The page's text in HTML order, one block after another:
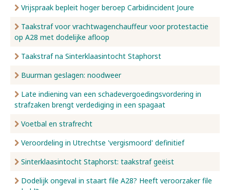
Vrijspraak bepleit hoger beroep Carbidincident Joure
Taakstraf voor vrachtwagenchauffeur voor protestactie
op A28 met dodelijke afloop
Taakstraf na Sinterklaasintocht Staphorst
Buurman geslagen: noodweer
Late indiening van een schadevergoedingsvordering in
strafzaken brengt verdediging in een spagaat
Voetbal en strafrecht
Veroordeling in Utrechtse 'vergismoord' definitief
Sinterklaasintocht Staphorst: taakstraf geëist
Dodelijk ongeval in staart file A28? Heeft veroorzaker file